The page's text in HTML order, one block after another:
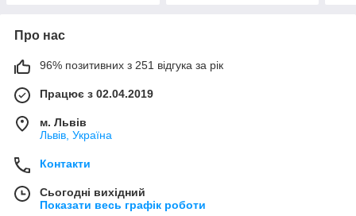
Про нас
96% позитивних з 251 відгука за рік
Працює з 02.04.2019
м. Львів
Львів, Україна
Контакти
Сьогодні вихідний
Показати весь графік роботи